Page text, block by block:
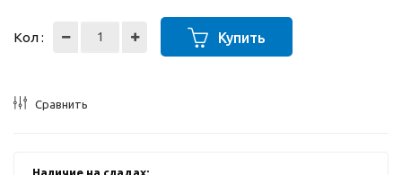
Кол : Купить
Сравнить